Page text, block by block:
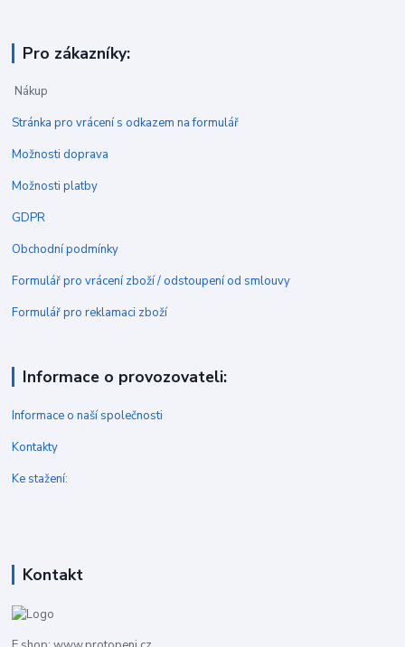
Pro zákazníky:
Nákup
Stránka pro vrácení s odkazem na formulář
Možnosti doprava
Možnosti platby
GDPR
Obchodní podmínky
Formulář pro vrácení zboží / odstoupení od smlouvy
Formulář pro reklamaci zboží
Informace o provozovateli:
Informace o naší společnosti
Kontakty
Ke stažení:
Kontakt